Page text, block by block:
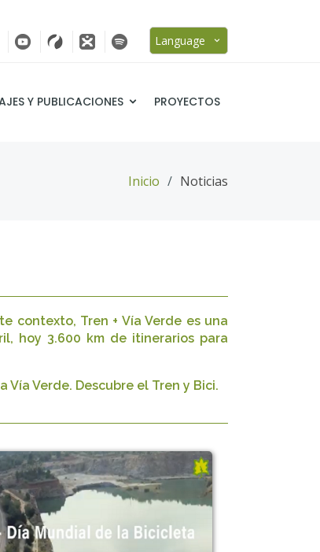
Language
Y PUBLICACIONES PROYECTOS
Inicio Noticias
contexto, Tren + Vía Verde es una
hoy 3.600 km de itinerarios para
Verde. Descubre el Tren y Bici.